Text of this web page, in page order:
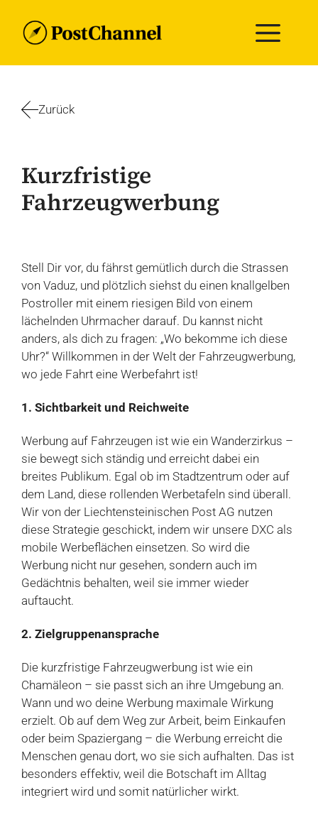
Inhalt
springen
Zurück
Kurzfristige
Fahrzeugwerbung
Stell Dir vor, du fährst gemütlich durch die Strassen
von Vaduz, und plötzlich siehst du einen knallgelben
Postroller mit einem riesigen Bild von einem
lächelnden Uhrmacher darauf. Du kannst nicht
anders, als dich zu fragen: „Wo bekomme ich diese
Uhr?“ Willkommen in der Welt der Fahrzeugwerbung,
wo jede Fahrt eine Werbefahrt ist!
1. Sichtbarkeit und Reichweite
Werbung auf Fahrzeugen ist wie ein Wanderzirkus –
sie bewegt sich ständig und erreicht dabei ein
breites Publikum. Egal ob im Stadtzentrum oder auf
dem Land, diese rollenden Werbetafeln sind überall.
Wir von der Liechtensteinischen Post AG nutzen
diese Strategie geschickt, indem wir unsere DXC als
mobile Werbeflächen einsetzen. So wird die
Werbung nicht nur gesehen, sondern auch im
Gedächtnis behalten, weil sie immer wieder
auftaucht.
2. Zielgruppenansprache
Die kurzfristige Fahrzeugwerbung ist wie ein
Chamäleon – sie passt sich an ihre Umgebung an.
Wann und wo deine Werbung maximale Wirkung
erzielt. Ob auf dem Weg zur Arbeit, beim Einkaufen
oder beim Spaziergang – die Werbung erreicht die
Menschen genau dort, wo sie sich aufhalten. Das ist
besonders effektiv, weil die Botschaft im Alltag
integriert wird und somit natürlicher wirkt.